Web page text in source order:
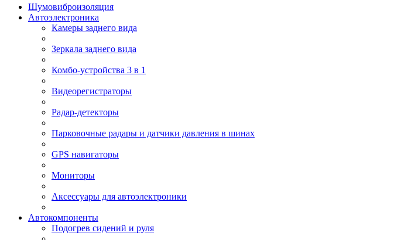
Шумовиброизоляция
Автоэлектроника
Камеры заднего вида
Зеркала заднего вида
Комбо-устройства 3 в 1
Видеорегистраторы
Радар-детекторы
Парковочные радары и датчики давления в шинах
GPS навигаторы
Мониторы
Аксессуары для автоэлектроники
Автокомпоненты
Подогрев сидений и руля